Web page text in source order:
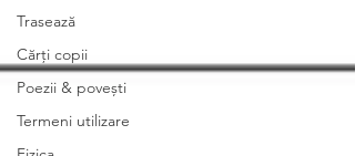
Trasează
Cărți copii
Poezii & povești
Termeni utilizare